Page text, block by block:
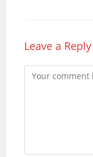
Leave a Reply
Comment